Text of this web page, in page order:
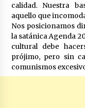
calidad. Nuestra
aquello que
Nos posicionamos
la satánica Agenda
cultural debe
prójimo, pero sin
comunismos